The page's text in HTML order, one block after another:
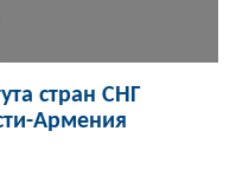
стран СНГ
Армения